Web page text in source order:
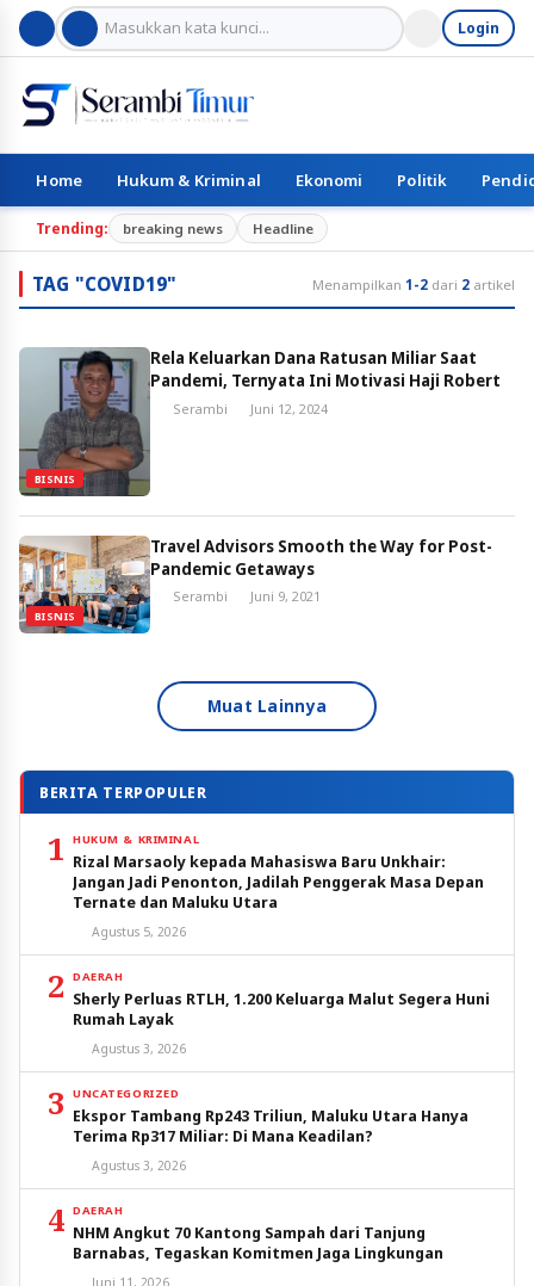
Login
Home Hukum & Kriminal Ekonomi Politik
Trending: breaking news Headline
TAG "COVID19" Menampilkan 1-2 dari 2 artikel
BISNIS
Rela Keluarkan Dana Ratusan Miliar Saat
Pandemi, Ternyata Ini Motivasi Haji Robert
Serambi Juni 12, 2024
BISNIS
Travel Advisors Smooth the Way for Post-
Pandemic Getaways
Serambi Juni 9, 2021
Muat Lainnya
BERITA TERPOPULER
1 HUKUM & KRIMINAL
Rizal Marsaoly kepada Mahasiswa Baru Unkhair:
Jangan Jadi Penonton, Jadilah Penggerak Masa Depan
Ternate dan Maluku Utara
Agustus 5, 2026
2 DAERAH
Sherly Perluas RTLH, 1.200 Keluarga Malut Segera Huni
Rumah Layak
Agustus 3, 2026
3 UNCATEGORIZED
Ekspor Tambang Rp243 Triliun, Maluku Utara Hanya
Terima Rp317 Miliar: Di Mana Keadilan?
Agustus 3, 2026
4 DAERAH
NHM Angkut 70 Kantong Sampah dari Tanjung
Barnabas, Tegaskan Komitmen Jaga Lingkungan
Juni 11, 2026